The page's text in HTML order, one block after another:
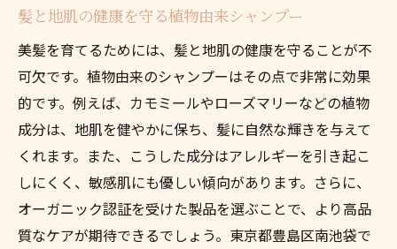
髪と地肌の健康を守る植物由来シャンプー
美髪を育てるためには、髪と地肌の健康を守ることが不
可欠です。植物由来のシャンプーはその点で非常に効果
的です。例えば、カモミールやローズマリーなどの植物
成分は、地肌を健やかに保ち、髪に自然な輝きを与えて
くれます。また、こうした成分はアレルギーを引き起こ
しにくく、敏感肌にも優しい傾向があります。さらに、
オーガニック認証を受けた製品を選ぶことで、より高品
質なケアが期待できるでしょう。東京都豊島区南池袋で